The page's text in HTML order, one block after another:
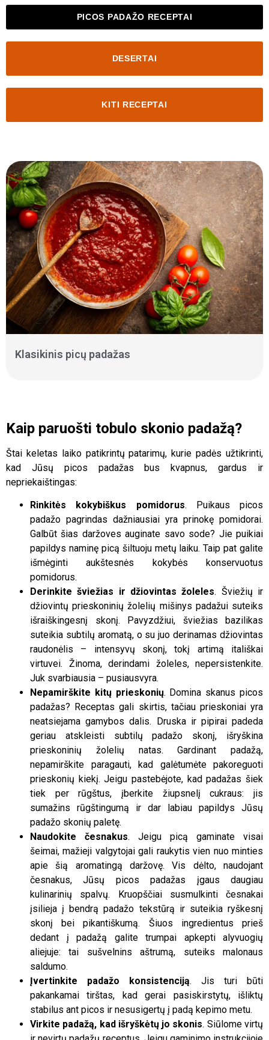
PICOS PADAŽO RECEPTAI
DESERTAI
KITI RECEPTAI
Klasikinis picų padažas
Kaip paruošti tobulo skonio padažą?
Štai keletas laiko patikrintų patarimų, kurie padės užtikrinti,
kad Jūsų picos padažas bus kvapnus, gardus ir
nepriekaištingas:
Rinkitės kokybiškus pomidorus. Puikaus picos
padažo pagrindas dažniausiai yra prinokę pomidorai.
Galbūt šias daržoves auginate savo sode? Jie puikiai
papildys naminę picą šiltuoju metų laiku. Taip pat galite
išmėginti aukštesnės kokybės konservuotus
pomidorus.
Derinkite šviežias ir džiovintas žoleles. Šviežių ir
džiovintų prieskoninių žolelių mišinys padažui suteiks
išraiškingesnį skonį. Pavyzdžiui, šviežias bazilikas
suteikia subtilų aromatą, o su juo derinamas džiovintas
raudonėlis – intensyvų skonį, tokį artimą itališkai
virtuvei. Žinoma, derindami žoleles, nepersistenkite.
Juk svarbiausia – pusiausvyra.
Nepamirškite kitų prieskonių. Domina skanus picos
padažas? Receptas gali skirtis, tačiau prieskoniai yra
neatsiejama gamybos dalis. Druska ir pipirai padeda
geriau atskleisti subtilų padažo skonį, išryškina
prieskoninių žolelių natas. Gardinant padažą,
nepamirškite paragauti, kad galėtumėte pakoreguoti
prieskonių kiekį. Jeigu pastebėjote, kad padažas šiek
tiek per rūgštus, įberkite žiupsnelį cukraus: jis
sumažins rūgštingumą ir dar labiau papildys Jūsų
padažo skonių paletę.
Naudokite česnakus. Jeigu picą gaminate visai
šeimai, mažieji valgytojai gali raukytis vien nuo minties
apie šią aromatingą daržovę. Vis dėlto, naudojant
česnakus, Jūsų picos padažas įgaus daugiau
kulinarinių spalvų. Kruopščiai susmulkinti česnakai
įsilieja į bendrą padažo tekstūrą ir suteikia ryškesnį
skonį bei pikantiškumą. Šiuos ingredientus prieš
dedant į padažą galite trumpai apkepti alyvuogių
aliejuje: tai sušvelnins aštrumą, suteiks malonaus
saldumo.
Įvertinkite padažo konsistenciją. Jis turi būti
pakankamai tirštas, kad gerai pasiskirstytų, išliktų
stabilus ant picos ir nesusigertų į padą kepimo metu.
Virkite padažą, kad išryškėtų jo skonis. Siūlome virtų